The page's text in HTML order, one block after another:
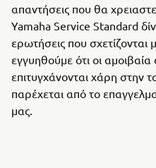
απαντήσεις που θα
Yamaha Service Standard
ερωτήσεις που
εγγυηθούμε ότι οι
επιτυγχάνονται χάρη στην
παρέχεται από το
μας.